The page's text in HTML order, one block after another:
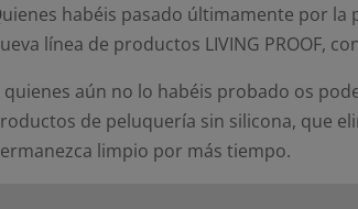
habéis pasado últimamente por
línea de productos LIVING PROOF,
quienes aún no lo habéis probado os
de peluquería sin silicona, que
limpio por más tiempo.